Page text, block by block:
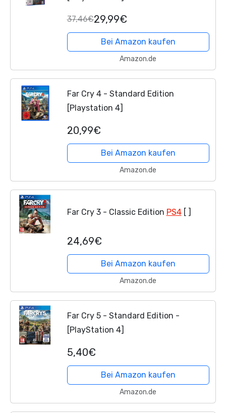
37,46€29,99€
Bei Amazon kaufen
Amazon.de
Far Cry 4 - Standard Edition
[Playstation 4]
20,99€
Bei Amazon kaufen
Amazon.de
Far Cry 3 - Classic Edition PS4[ ]
24,69€
Bei Amazon kaufen
Amazon.de
Far Cry 5 - Standard Edition -
[PlayStation 4]
5,40€
Bei Amazon kaufen
Amazon.de